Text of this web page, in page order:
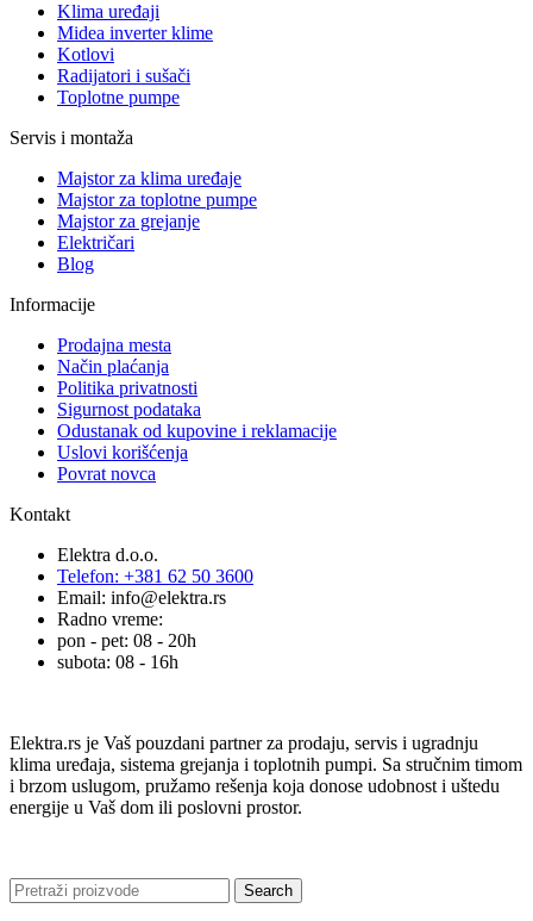
Klima uređaji
Midea inverter klime
Kotlovi
Radijatori i sušači
Toplotne pumpe
Servis i montaža
Majstor za klima uređaje
Majstor za toplotne pumpe
Majstor za grejanje
Električari
Blog
Informacije
Prodajna mesta
Način plaćanja
Politika privatnosti
Sigurnost podataka
Odustanak od kupovine i reklamacije
Uslovi korišćenja
Povrat novca
Kontakt
Elektra d.o.o.
Telefon: +381 62 50 3600
Email: info@elektra.rs
Radno vreme:
pon - pet: 08 - 20h
subota: 08 - 16h
Elektra.rs je Vaš pouzdani partner za prodaju, servis i ugradnju
klima uređaja, sistema grejanja i toplotnih pumpi. Sa stručnim timom
i brzom uslugom, pružamo rešenja koja donose udobnost i uštedu
energije u Vaš dom ili poslovni prostor.
Search